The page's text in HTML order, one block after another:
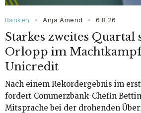
Banken • Anja Amend • 6.8.26
Starkes zweites Quartal
Orlopp im
Unicredit
Nach einem Rekordergebnis im
fordert Commerzbank-Chefin
Mitsprache bei der drohenden